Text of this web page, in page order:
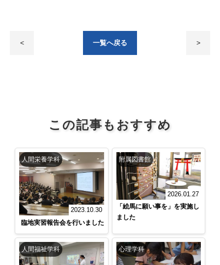
< 一覧へ戻る >
この記事もおすすめ
人間栄養学科
2023.10.30
臨地実習報告会を行いました
附属図書館
2026.01.27
「絵馬に願い事を」を実施し
ました
人間福祉学科 心理学科